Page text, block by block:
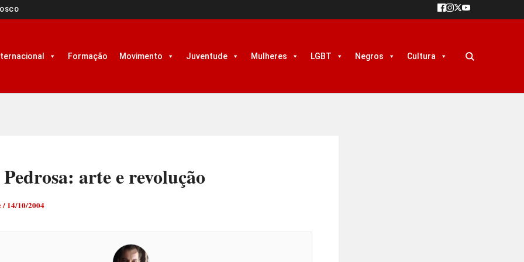
Formação Movimento Juventude Mulheres LGBT Negros Cultura
arte e revolução
/ 14/10/2004